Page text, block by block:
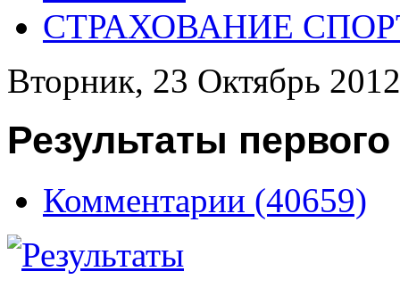
СТРАХОВАНИЕ
Вторник, 23 Октябрь
Результаты
Комментарии (40659)